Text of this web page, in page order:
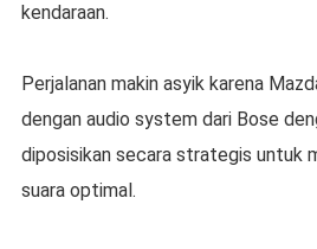
kendaraan.
Perjalanan makin asyik karena
dengan audio system dari Bose
diposisikan secara strategis untuk
suara optimal.